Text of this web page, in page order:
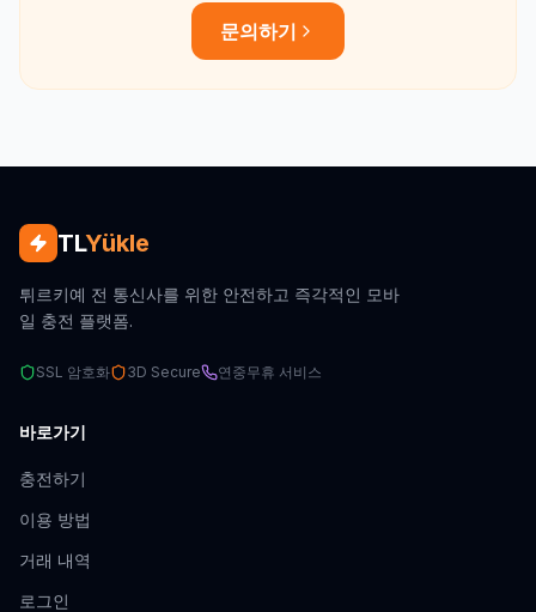
문의하기
TLYükle
튀르키예 전 통신사를 위한 안전하고 즉각적인 모바
일 충전 플랫폼.
SSL 암호화 3D Secure 연중무휴 서비스
바로가기
충전하기
이용 방법
거래 내역
로그인